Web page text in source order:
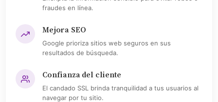
fraudes en línea.
Mejora SEO
Google prioriza sitios web seguros en sus
resultados de búsqueda.
Confianza del cliente
El candado SSL brinda tranquilidad a tus usuarios al
navegar por tu sitio.